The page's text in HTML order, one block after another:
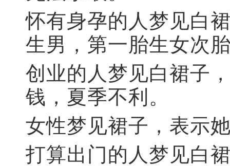
怀有身孕的人梦见白
生男，第一胎生女次
创业的人梦见白裙子
钱，夏季不利。
女性梦见裙子，表示
打算出门的人梦见白